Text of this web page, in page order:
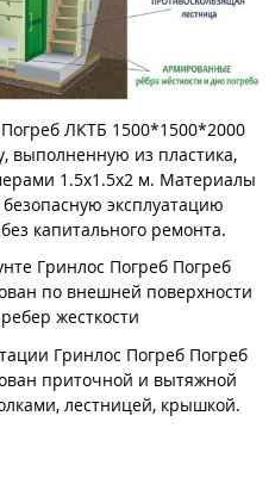
ЛКТБ 1500*1500*2000
выполненную из пластика,
1.5х1.5х2 м. Материалы
эксплуатацию
капитального ремонта.
Гринлос Погреб Погреб
по внешней поверхности
жесткости
Гринлос Погреб Погреб
приточной и вытяжной
лестницей, крышкой.